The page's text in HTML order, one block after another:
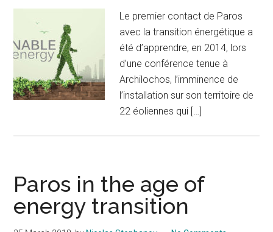
Le premier contact de Paros
avec la transition énergétique a
été d’apprendre, en 2014, lors
d’une conférence tenue à
Archilochos, l’imminence de
l’installation sur son territoire de
22 éoliennes qui […]
Paros in the age of
energy transition